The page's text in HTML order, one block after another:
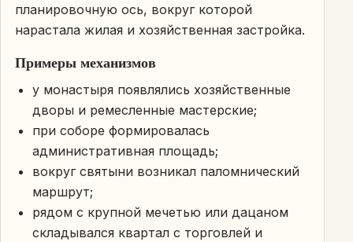
планировочную ось, вокруг которой
нарастала жилая и хозяйственная застройка.
Примеры механизмов
у монастыря появлялись хозяйственные
дворы и ремесленные мастерские;
при соборе формировалась
административная площадь;
вокруг святыни возникал паломнический
маршрут;
рядом с крупной мечетью или дацаном
складывался квартал с торговлей и